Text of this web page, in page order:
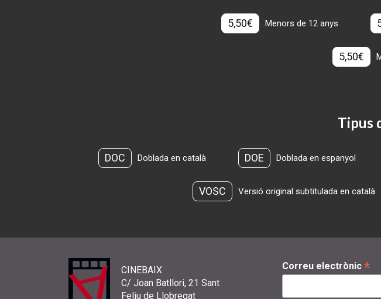
5,50€ Menors de 12 anys
5,50€
Tipus
DOC Doblada en català DOE Doblada en espanyol
VOSC Versió original subtitulada en català
CINEBAIX
C/ Joan Batllori, 21 Sant
Feliu de Llobregat
Correu electrònic *